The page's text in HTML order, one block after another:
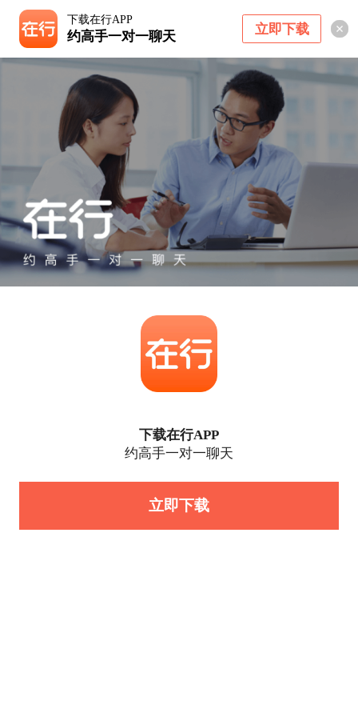
下载在行APP
约高手一对一聊天 立即下载
下载在行APP
约高手一对一聊天
立即下载